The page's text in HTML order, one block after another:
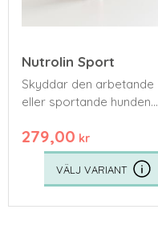
Nutrolin Sport
Skyddar den arbetande
eller sportande hundens
ansträngning, och
hjälper därmed hunden
återhämta sig snabbare
efter prestation.
279,00 kr